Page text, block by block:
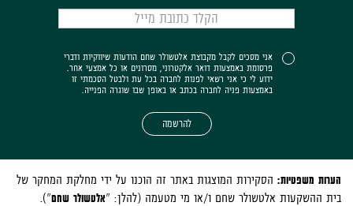
אני מסכים לקבל מקבוצת אלטשולר שחם הודעות שיווקיות ודברי
פרסומת באמצעות דואר אלקטרוני, מסרונים או כל אמצעי אחר.
ידוע לי כי אני רשאי לפנות לחברה בכל עת ולבטל הסכמתי זו
באמצעות פניה לחברה בכתב או באופן שבו שוגרה הפנייה.
להרשמה
הערות משפטיות: הסקירות המוצגות באתר זה הוכנו על ידי מחלקת המחקר של
בית ההשקעות אלטשולר שחם ו/או מי מטעמה (להלן: "אלטשולר שחם").